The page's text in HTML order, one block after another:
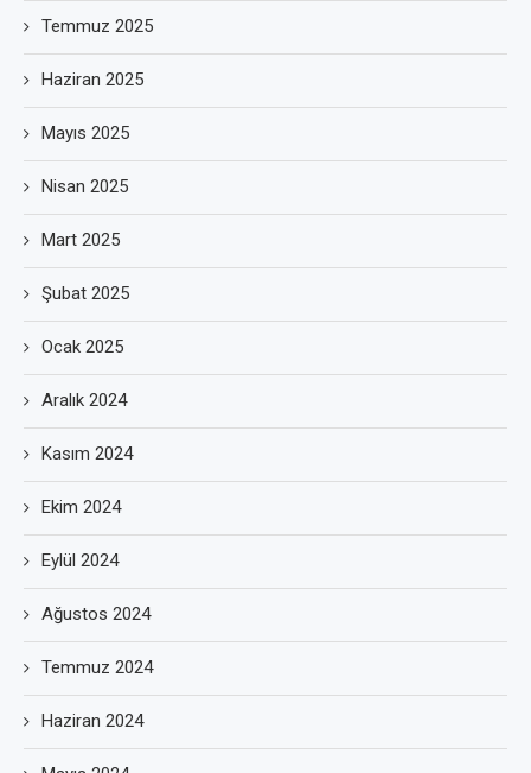
Temmuz 2025
Haziran 2025
Mayıs 2025
Nisan 2025
Mart 2025
Şubat 2025
Ocak 2025
Aralık 2024
Kasım 2024
Ekim 2024
Eylül 2024
Ağustos 2024
Temmuz 2024
Haziran 2024